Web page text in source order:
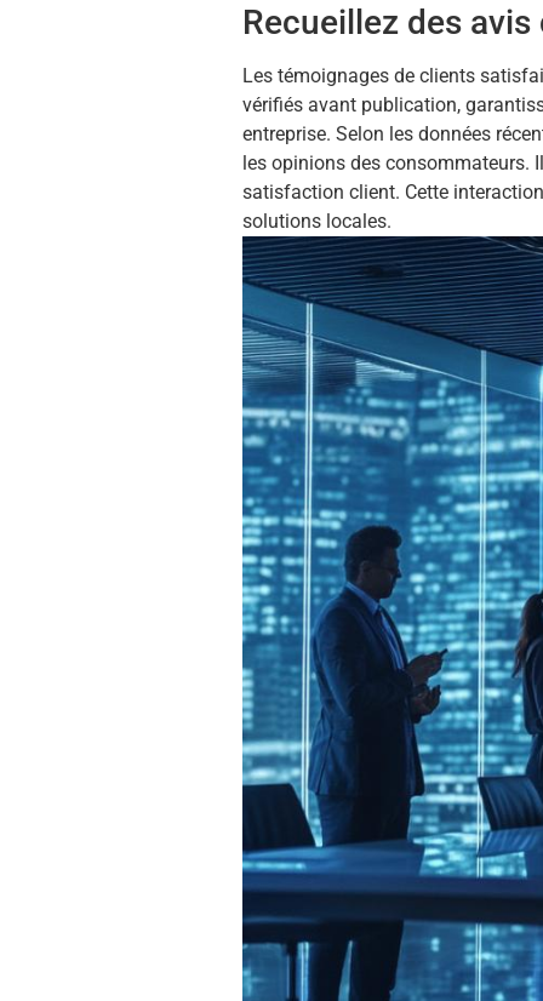
Recueillez des
Les témoignages de clients
vérifiés avant publication,
entreprise. Selon les données
les opinions des consommateurs.
satisfaction client. Cette
solutions locales.